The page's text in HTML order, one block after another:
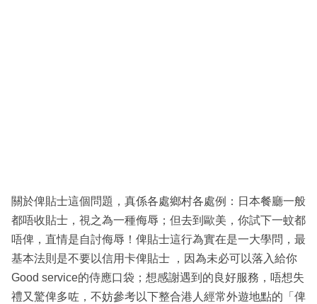
區
關於俾貼士這個問題，真係各處鄉村各處例：日本餐廳一般
都唔收貼士，視之為一種侮辱；但去到歐美，你試下一蚊都
唔俾，直情是自討侮辱！俾貼士這行為實在是一大學問，最
基本法則是不要以信用卡俾貼士 ，因為未必可以落入給你
Good service的侍應口袋；想感謝遇到的良好服務，唔想失
禮又驚俾多咗，不妨參考以下整合港人經常外遊地點的「俾